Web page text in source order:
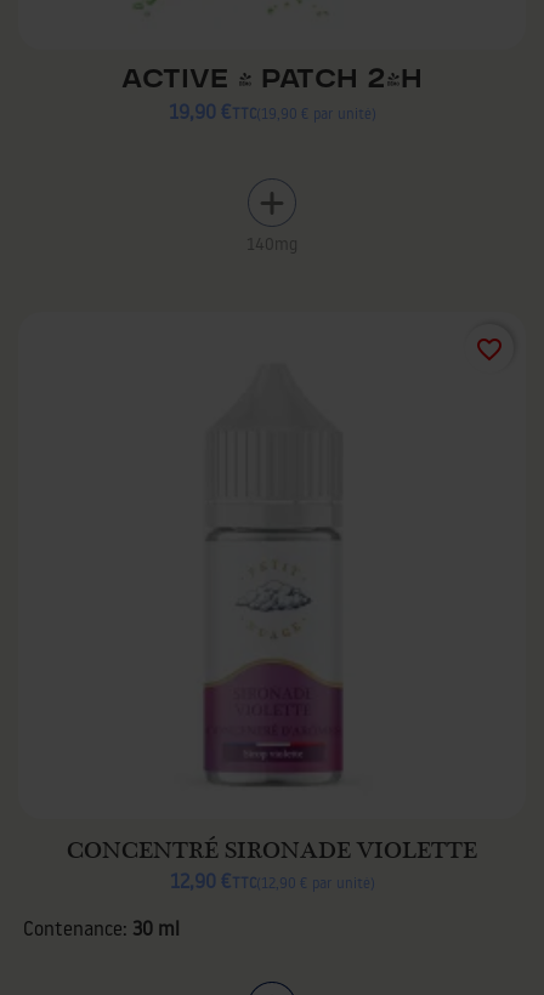
ACTIVE - PATCH 24H
19,90 € TTC 19,90 € par unité
140mg
CONCENTRÉ SIRONADE VIOLETTE
12,90 € TTC 12,90 € par unité
Contenance: 30 ml
favorite_border